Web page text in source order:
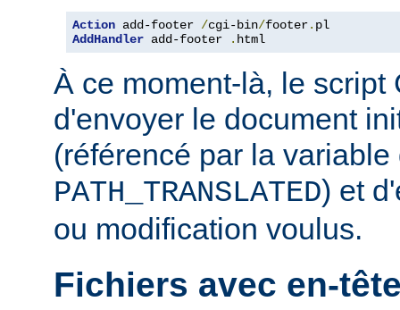
Action add-footer /cgi-bin/footer.
AddHandler add-footer . html
À ce moment-là, le script
d'envoyer le document
(référencé par la
PATH_TRANSLATED) et
ou modification voulus.
Fichiers avec en-